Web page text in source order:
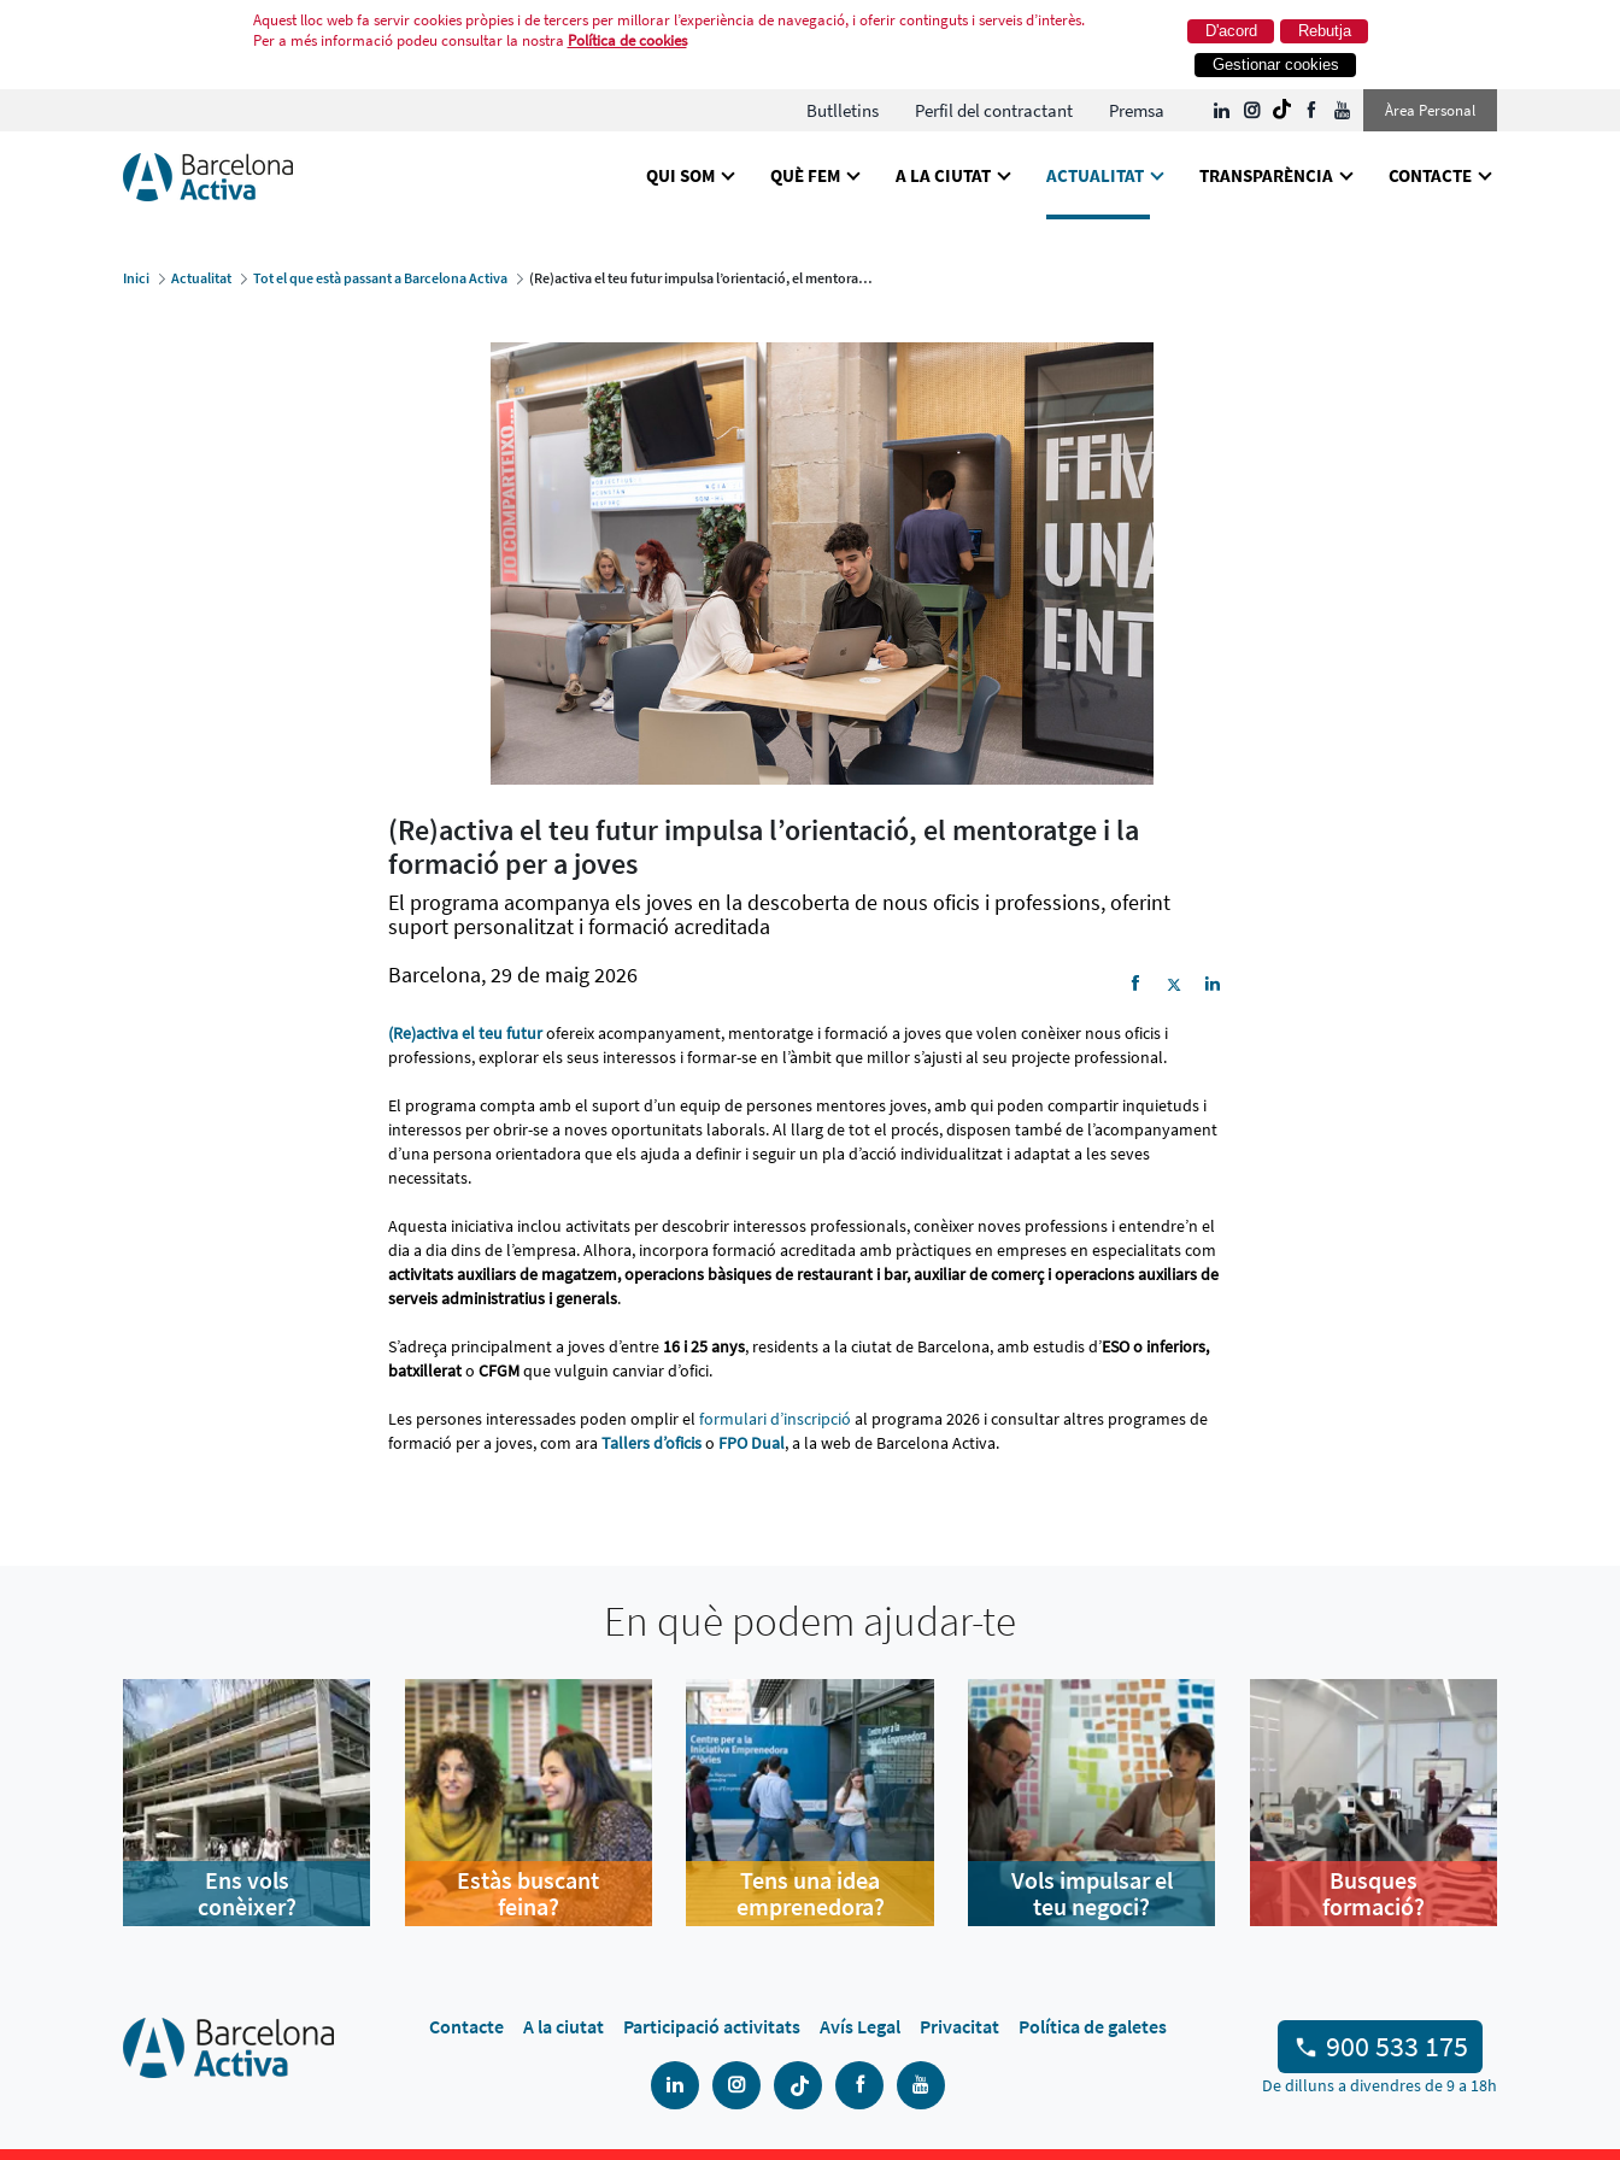
Aquest lloc web fa servir cookies pròpies i de tercers per millorar l’experiència de navegació, i oferir continguts i serveis d’interès.
Per a més informació podeu consultar la nostra Política de cookies Rebutja
D'acord
Gestionar cookies
Butlletins Perfil del contractant Premsa Àrea Personal
QUI SOM QUÈ FEM A LA CIUTAT ACTUALITAT TRANSPARÈNCIA CONTACTE
Inici Actualitat Tot el que està passant a Barcelona Activa (Re)activa el teu futur impulsa l’orientació, el mentoratge i la formació per a joves
(Re)activa el teu futur impulsa l’orientació, el mentoratge i la
formació per a joves
El programa acompanya els joves en la descoberta de nous oficis i professions, oferint
suport personalitzat i formació acreditada
Barcelona, 29 de maig 2026
(Re)activa el teu futurofereix acompanyament, mentoratge i formació a joves que volen conèixer nous oficis i
professions, explorar els seus interessos i formar-se en l’àmbit que millor s’ajusti al seu projecte professional.
El programa compta amb el suport d’un equip de persones mentores joves, amb qui poden compartir inquietuds i
interessos per obrir-se a noves oportunitats laborals. Al llarg de tot el procés, disposen també de l’acompanyament
d’una persona orientadora que els ajuda a definir i seguir un pla d’acció individualitzat i adaptat a les seves
necessitats.
Aquesta iniciativa inclou activitats per descobrir interessos professionals, conèixer noves professions i entendre’n el
dia a dia dins de l’empresa. Alhora, incorpora formació acreditada amb pràctiques en empreses en especialitats com
activitats auxiliars de magatzem, operacions bàsiques de restaurant i bar, auxiliar de comerç i operacions auxiliars de
serveis administratius i generals.
S’adreça principalment a joves d’entre 16 i 25 anys, residents a la ciutat de Barcelona, amb estudis d’ESO o inferiors,
batxillerato CFGMque vulguin canviar d’ofici.
Les persones interessades poden omplir el formulari d’inscripció al programa 2026 i consultar altres programes de
formació per a joves, com ara Tallers d’oficiso FPO Dual, a la web de Barcelona Activa.
En què podem ajudar-te
Ens vols
conèixer?
Estàs buscant
feina?
Tens una idea
emprenedora?
Vols impulsar el
teu negoci?
Busques
formació?
Contacte A la ciutat Participació activitats Avís Legal Privacitat Política de galetes
900 533 175
De dilluns a divendres de 9 a 18h